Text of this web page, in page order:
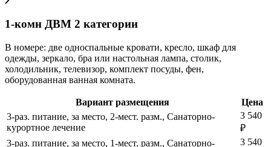
1-комн ДВМ 2 категории
В номере: две односпальные кровати, кресло, шкаф для
одежды, зеркало, бра или настольная лампа, столик,
холодильник, телевизор, комплект посуды, фен,
оборудованная ванная комната.
Вариант размещения
Цена
3-раз. питание, за место, 2-мест. разм., Санаторно-
курортное лечение
3 540
₽
3-раз. питание, за место, 1-мест. разм., Санаторно-
3 540